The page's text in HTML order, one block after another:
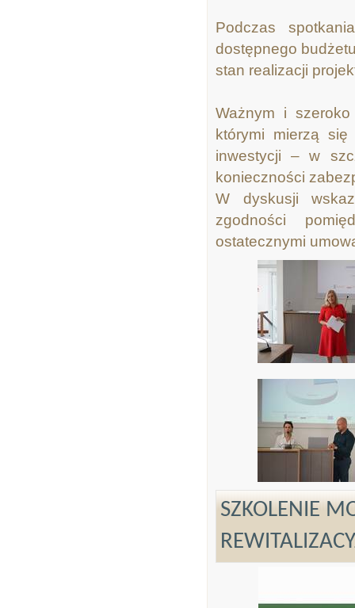
Podczas
dostępnego
stan realizacji
Ważnym i
którymi mierzą się
inwestycji – w
konieczności
W dyskusji
zgodności
ostatecznymi
SZKOLENIE